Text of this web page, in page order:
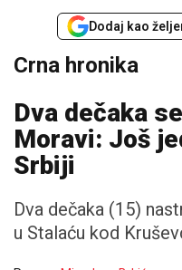
Dodaj kao
Crna hronika
Dva dečaka
Moravi: Još
Srbiji
Dva dečaka (15)
u Stalaću kod